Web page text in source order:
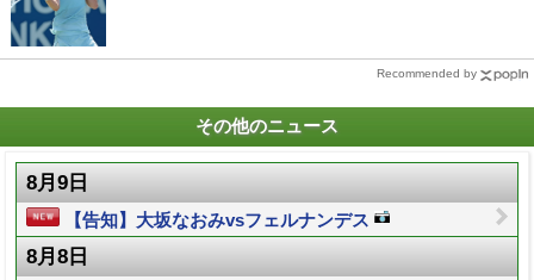
Recommended by
その他のニュース
8月9日
【告知】大坂なおみvsフェルナンデス
8月8日